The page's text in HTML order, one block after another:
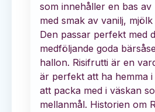
som innehåller en bas
med smak av vanilj,
Den passar perfekt med
medföljande goda
hallon. Risifrutti är en
är perfekt att ha hemma
att packa med i väskan
mellanmål. Historien om